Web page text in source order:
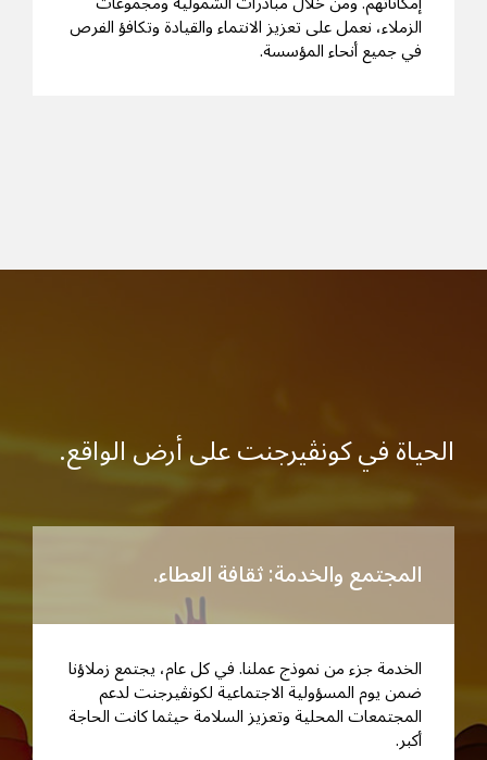
الزملاء، نعمل على تعزيز الانتماء والقيادة وتكافؤ الفرص
في جميع أنحاء المؤسسة.
الحياة في كونڤيرجنت على أرض الواقع.
المجتمع والخدمة: ثقافة العطاء.
الخدمة جزء من نموذج عملنا. في كل عام، يجتمع زملاؤنا
ضمن يوم المسؤولية الاجتماعية لكونڤيرجنت لدعم
المجتمعات المحلية وتعزيز السلامة حيثما كانت الحاجة
أكبر.